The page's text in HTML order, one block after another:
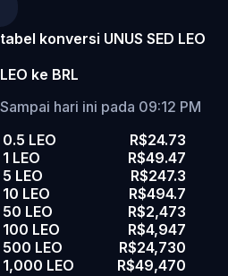
tabel konversi UNUS SED LEO
LEO ke BRL
Sampai hari ini pada 09:12 PM
0.5 LEO
R$24.73
1 LEO
R$49.47
5 LEO
R$247.3
10 LEO
R$494.7
50 LEO
R$2,473
100 LEO
R$4,947
500 LEO
R$24,730
1,000 LEO
R$49,470